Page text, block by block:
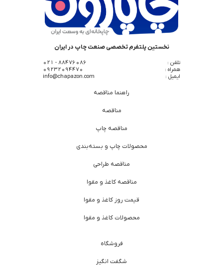
نخستین پلتفرم تخصصی صنعت چاپ در ایران
تلفن :
88476086 - 021
همراه :
09232094470
ایمیل :
info@chapazon.com
راهنما مناقصه
مناقصه
مناقصه چاپ
محصولات چاپ و بسته‌بندی
مناقصه طراحی
مناقصه کاغذ و مقوا
قیمت روز کاغذ و مقوا
محصولات کاغذ و مقوا
فروشگاه
شگفت انگیز